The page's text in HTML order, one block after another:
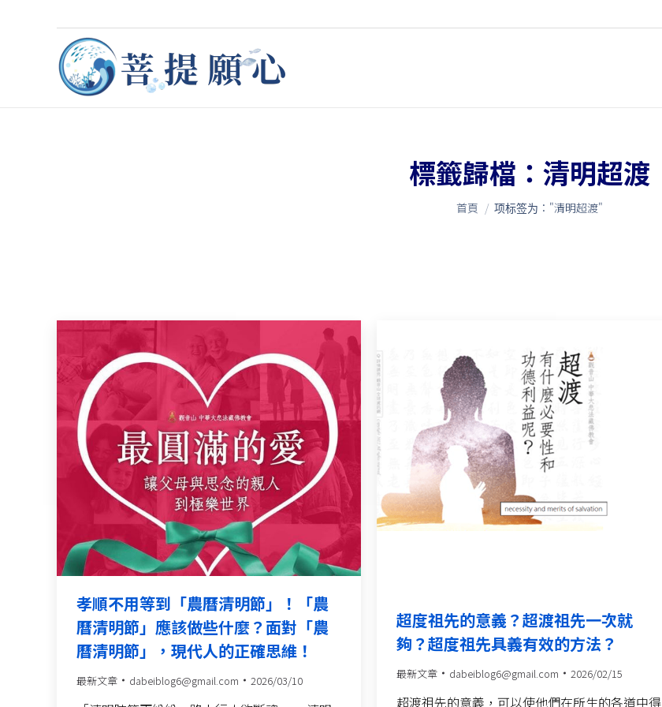
標籤歸檔： 清明超渡
您在這裡：
首頁 项标签为："清明超渡"
孝順不用等到「農曆清明節」！「農
曆清明節」應該做些什麼？面對「農
曆清明節」，現代人的正確思維！
最新文章 dabeiblog6@gmail.com 2026/03/10
超度祖先的意義？超渡祖先一次就
夠？超度祖先具義有效的方法？
最新文章 dabeiblog6@gmail.com 2026/02/15
超渡祖先的意義，可以使他們在所生的各道中得